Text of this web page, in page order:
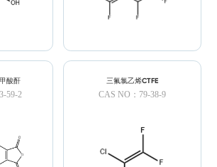
酸酐
59-2
三氟氯乙烯CTFE
CAS NO：79-38-9